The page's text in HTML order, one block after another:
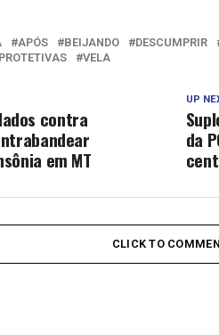
APÓS BEIJANDO DESCUMPRIR
PROTETIVAS VELA
UP
da
contra
em MT
CLICK TO